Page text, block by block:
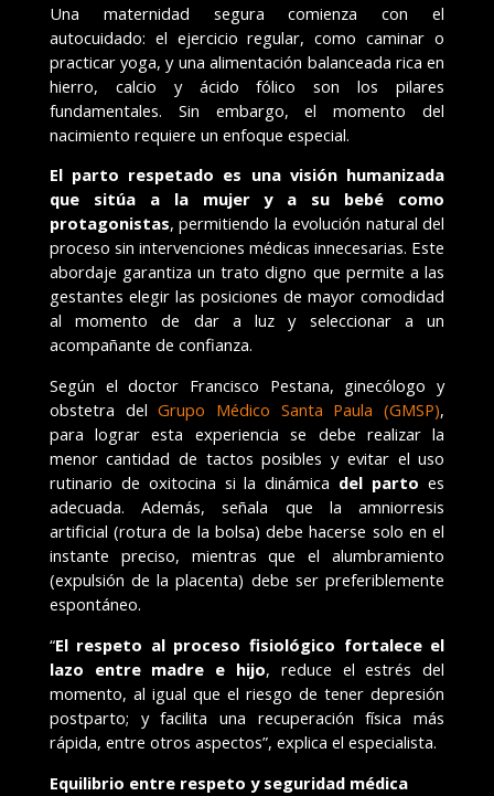
Una maternidad segura comienza con el
autocuidado: el ejercicio regular, como caminar o
practicar yoga, y una alimentación balanceada rica en
hierro, calcio y ácido fólico son los pilares
fundamentales. Sin embargo, el momento del
nacimiento requiere un enfoque especial.
El parto respetado es una visión humanizada
que sitúa a la mujer y a su bebé como
protagonistas, permitiendo la evolución natural del
proceso sin intervenciones médicas innecesarias. Este
abordaje garantiza un trato digno que permite a las
gestantes elegir las posiciones de mayor comodidad
al momento de dar a luz y seleccionar a un
acompañante de confianza.
Según el doctor Francisco Pestana, ginecólogo y
obstetra delGrupo Médico Santa Paula (GMSP),
para lograr esta experiencia se debe realizar la
menor cantidad de tactos posibles y evitar el uso
rutinario de oxitocina si la dinámica del parto es
adecuada. Además, señala que la amniorresis
artificial (rotura de la bolsa) debe hacerse solo en el
instante preciso, mientras que el alumbramiento
(expulsión de la placenta) debe ser preferiblemente
espontáneo.
“El respeto al proceso fisiológico fortalece el
lazo entre madre e hijo, reduce el estrés del
momento, al igual que el riesgo de tener depresión
postparto; y facilita una recuperación física más
rápida, entre otros aspectos”, explica el especialista.
Equilibrio entre respeto y seguridad médica